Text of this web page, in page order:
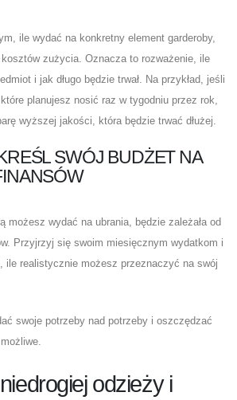
ile wydać na konkretny element garderoby,
zużycia. Oznacza to rozważenie, ile
i jak długo będzie trwał. Na przykład, jeśli
planujesz nosić raz w tygodniu przez rok,
wyższej jakości, która będzie trwać dłużej.
SWÓJ BUDŻET NA
możesz wydać na ubrania, będzie zależała od
Przyjrzyj się swoim miesięcznym wydatkom i
ile realistycznie możesz przeznaczyć na swój
swoje potrzeby nad potrzeby i oszczędzać
odzieży i